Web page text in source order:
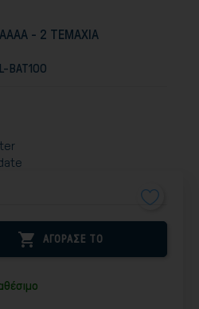
- 2 ΤΕΜΑΧΙΑ
BAT100
 ΑΓΟΡΑΣΕ ΤΟ